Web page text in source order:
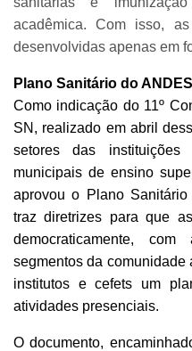
acadêmica. Com isso,
desenvolvidas apenas em
Plano Sanitário do
Como indicação do 11º
SN, realizado em abril
setores das
municipais de ensino
aprovou o Plano
traz diretrizes para que
democraticamente,
segmentos da comunidade
institutos e cefets um
atividades presenciais.
O documento,